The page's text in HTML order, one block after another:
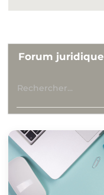
Forum juridique